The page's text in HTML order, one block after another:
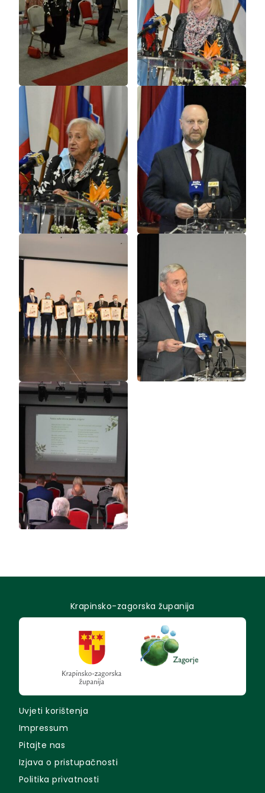
Krapinsko-zagorska županija
Uvjeti korištenja
Impressum
Pitajte nas
Izjava o pristupačnosti
Politika privatnosti